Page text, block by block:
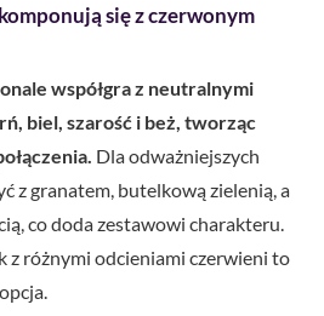
się z czerwonym
współgra z neutralnymi
biel, szarość i beż, tworząc
Dla odważniejszych
z granatem, butelkową zielenią, a
co doda zestawowi charakteru.
z różnymi odcieniami czerwieni to